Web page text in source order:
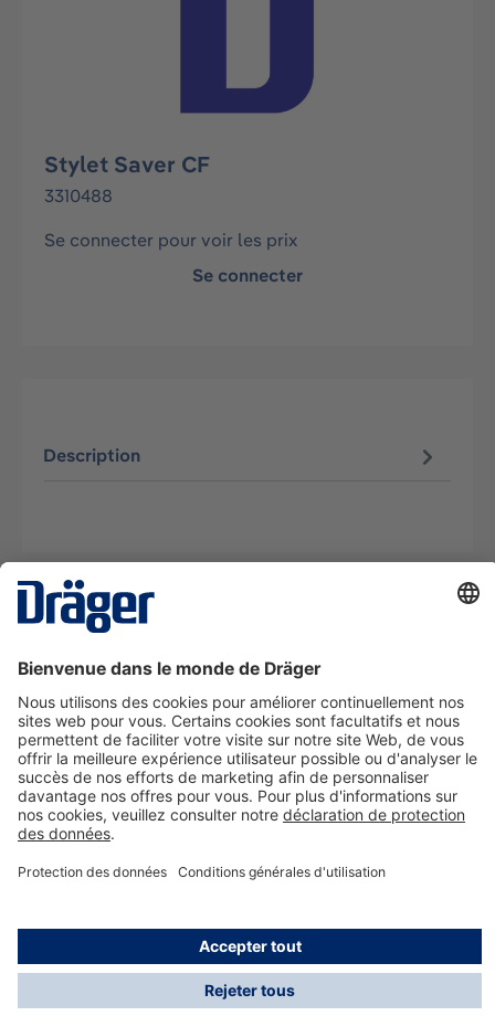
Stylet Saver CF
3310488
Se connecter pour voir les prix
Se connecter
Description
La technologie
Nous contacter
A propos de Dräger
Informations
*Les taxes et les frais d'expédition ne sont pas inclus
dans les prix indiqués, sauf mention contraire. Des frais